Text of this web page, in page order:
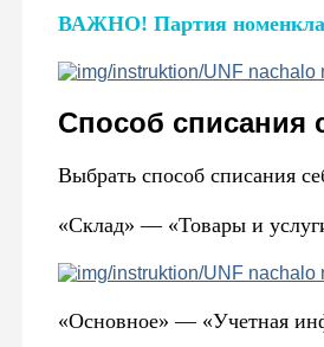
ВАЖНО! Партия
Способ списания
Выбрать способ списания
«Склад» — «Товары и
«Основное» — «Учетная